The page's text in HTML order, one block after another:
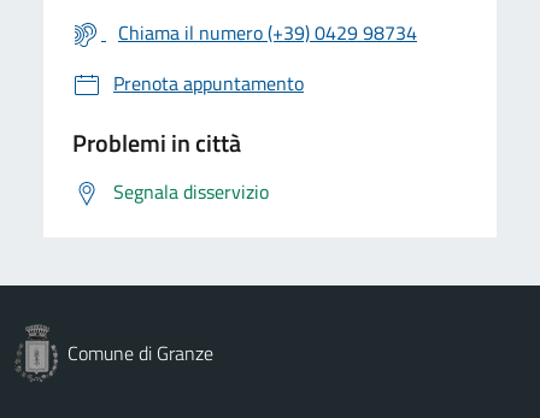
Chiama il numero (+39) 0429 98734
Prenota appuntamento
Problemi in città
Segnala disservizio
Comune di Granze